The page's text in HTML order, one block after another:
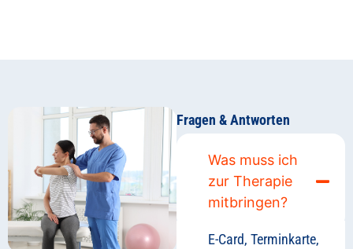
Fragen & Antworten
Was muss ich
zur Therapie
mitbringen?
E-Card, Terminkarte,